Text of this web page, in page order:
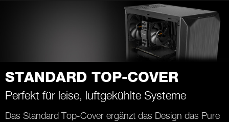
STANDARD TOP-COVER
Perfekt für leise, luftgekühlte Systeme
Das Standard Top-Cover ergänzt das Design das Pure